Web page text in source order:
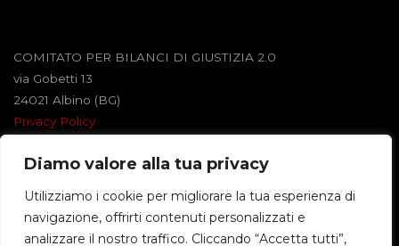
Diamo valore alla tua privacy
Utilizziamo i cookie per migliorare la tua esperienza di
navigazione, offrirti contenuti personalizzati e
analizzare il nostro traffico. Cliccando “Accetta tutti”,
COMITATO PER BILANCI DI GIUSTIZIA 2.0
via Gobetti 13
24021 Albino (BG)
Privacy Policy
©2026 BILANCI DI GIUSTIZIA